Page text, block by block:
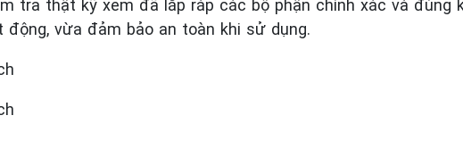
tra thật kỹ xem đã lắp ráp các bộ phận chính xác và đúng
động, vừa đảm bảo an toàn khi sử dụng.